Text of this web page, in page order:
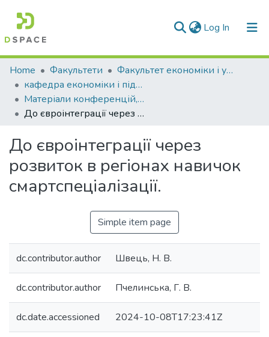
Log In (current)
Communities & Collections
All of DSpace
Statistics
Home Факультети
Факультет економіки і управління
кафедра економіки і підприємництва
Матеріали конференцій, семінарів і т.п. (КЕіП)
До євроінтеграції через розвиток в регіонах навичок смартспеціалізації.
До євроінтеграції через
розвиток в регіонах навичок
смартспеціалізації.
Simple item page
dc.contributor.author Швець, Н. В.
dc.contributor.author Пчелинська, Г. В.
dc.date.accessioned 2024-10-08T17:23:41Z